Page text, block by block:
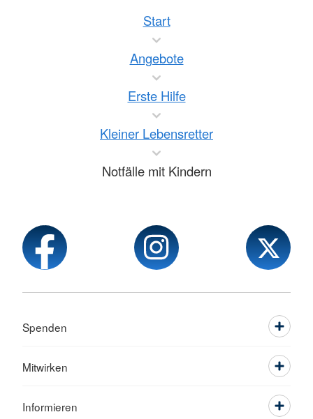
Start
Angebote
Erste Hilfe
Kleiner Lebensretter
Notfälle mit Kindern
Spenden
Mitwirken
Informieren